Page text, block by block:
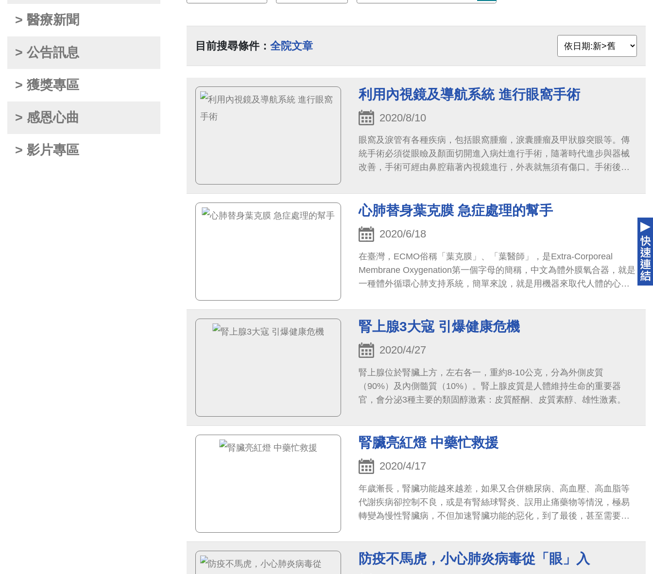
> 醫療新聞
> 公告訊息
> 獲獎專區
> 感恩心曲
> 影片專區
目前搜尋條件： 全院文章
利用內視鏡及導航系統 進行眼窩手術
2020/8/10
眼窩及淚管有各種疾病，包括眼窩腫瘤，淚囊腫瘤及甲狀腺突眼等。傳
統手術必須從眼瞼及顏面切開進入病灶進行手術，隨著時代進步與器械
改善，手術可經由鼻腔藉著內視鏡進行，外表就無須有傷口。手術後在
心肺替身葉克膜 急症處理的幫手
2020/6/18
在臺灣，ECMO俗稱「葉克膜」、「葉醫師」，是Extra-Corporeal
Membrane Oxygenation第一個字母的簡稱，中文為體外膜氧合器，就是
一種體外循環心肺支持系統，簡單來說，就是用機器來取代人體的心
腎上腺3大寇 引爆健康危機
2020/4/27
腎上腺位於腎臟上方，左右各一，重約8-10公克，分為外側皮質
（90%）及內側髓質（10%）。腎上腺皮質是人體維持生命的重要器
官，會分泌3種主要的類固醇激素：皮質醛酮、皮質素醇、雄性激素。
腎臟亮紅燈 中藥忙救援
2020/4/17
年歲漸長，腎臟功能越來越差，如果又合併糖尿病、高血壓、高血脂等
代謝疾病卻控制不良，或是有腎絲球腎炎、誤用止痛藥物等情況，極易
轉變為慢性腎臟病，不但加速腎臟功能的惡化，到了最後，甚至需要洗
防疫不馬虎，小心肺炎病毒從「眼」入